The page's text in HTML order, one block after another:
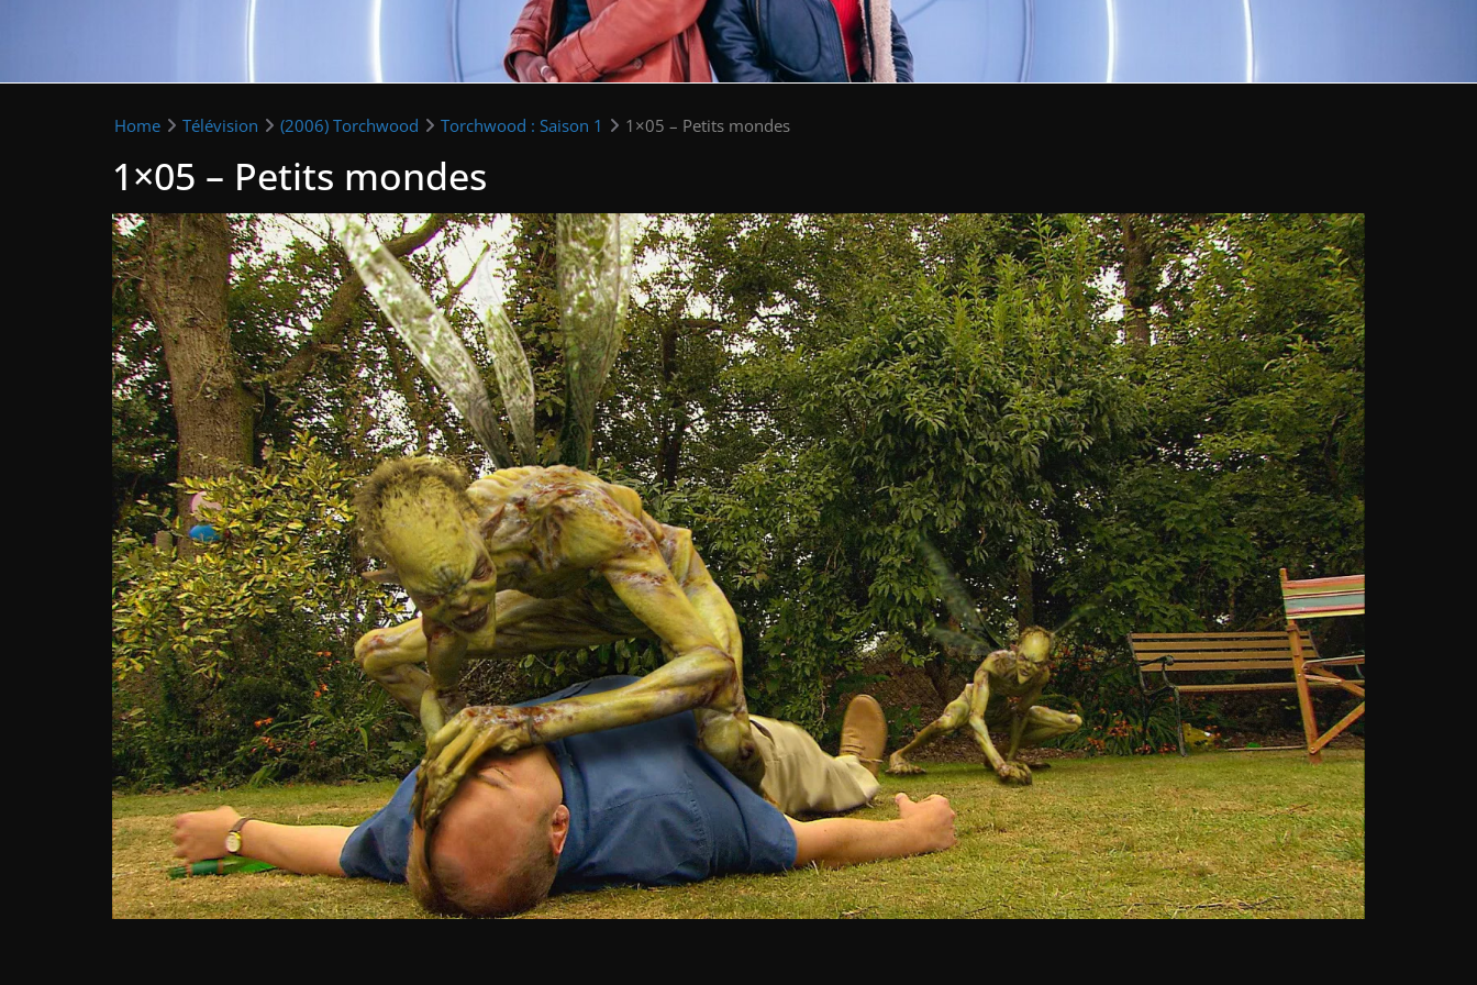
Home Télévision (2006) Torchwood Torchwood : Saison 1 1×05 – Petits mondes
1×05 – Petits mondes